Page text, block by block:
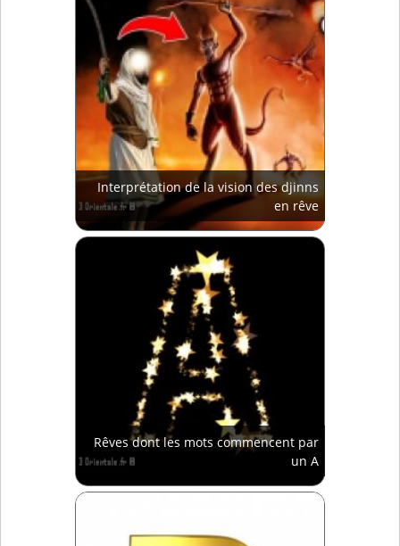
Interprétation de la vision des djinns
en rêve
Rêves dont les mots commencent par
un A